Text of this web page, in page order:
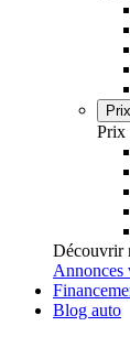
Prix
Prix
Découvrir
Annonces
Blog auto